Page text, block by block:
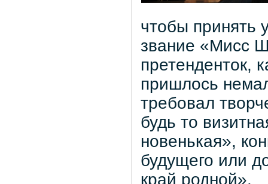
чтобы принять
звание «Мисс
претенденток,
пришлось
требовал
будь то
новенькая»,
будущего или
край родной».